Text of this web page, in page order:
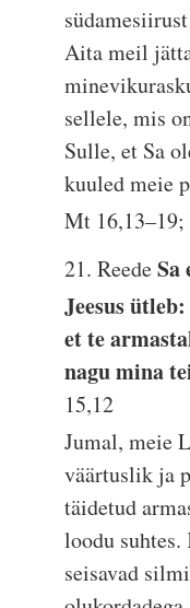
Aita meil
sellele, mis
Sulle, et Sa
kuuled meie
Mt 16,13–19;
21. Reede
Jeesus
et te
nagu mina
15,12
Jumal, meie
väärtuslik ja
täidetud
loodu
seisavad